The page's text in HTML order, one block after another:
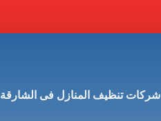
شركات تنظيف المنازل فى الشارقة